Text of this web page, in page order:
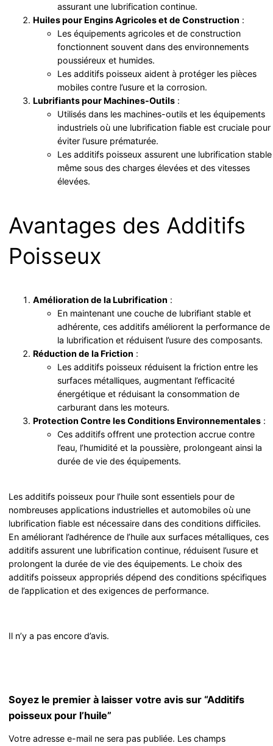
assurant une lubrification continue.
Huiles pour Engins Agricoles et de Construction :
Les équipements agricoles et de construction
fonctionnent souvent dans des environnements
poussiéreux et humides.
Les additifs poisseux aident à protéger les pièces
mobiles contre l’usure et la corrosion.
Lubrifiants pour Machines-Outils :
Utilisés dans les machines-outils et les équipements
industriels où une lubrification fiable est cruciale pour
éviter l’usure prématurée.
Les additifs poisseux assurent une lubrification stable
même sous des charges élevées et des vitesses
élevées.
Avantages des Additifs
Poisseux
Amélioration de la Lubrification :
En maintenant une couche de lubrifiant stable et
adhérente, ces additifs améliorent la performance de
la lubrification et réduisent l’usure des composants.
Réduction de la Friction :
Les additifs poisseux réduisent la friction entre les
surfaces métalliques, augmentant l’efficacité
énergétique et réduisant la consommation de
carburant dans les moteurs.
Protection Contre les Conditions Environnementales :
Ces additifs offrent une protection accrue contre
l’eau, l’humidité et la poussière, prolongeant ainsi la
durée de vie des équipements.
Les additifs poisseux pour l’huile sont essentiels pour de
nombreuses applications industrielles et automobiles où une
lubrification fiable est nécessaire dans des conditions difficiles.
En améliorant l’adhérence de l’huile aux surfaces métalliques, ces
additifs assurent une lubrification continue, réduisent l’usure et
prolongent la durée de vie des équipements. Le choix des
additifs poisseux appropriés dépend des conditions spécifiques
de l’application et des exigences de performance.
Il n’y a pas encore d’avis.
Soyez le premier à laisser votre avis sur “Additifs
poisseux pour l’huile”
Votre adresse e-mail ne sera pas publiée. Les champs